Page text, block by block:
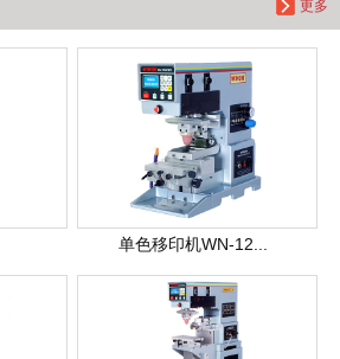
更多
单色移印机WN-12...